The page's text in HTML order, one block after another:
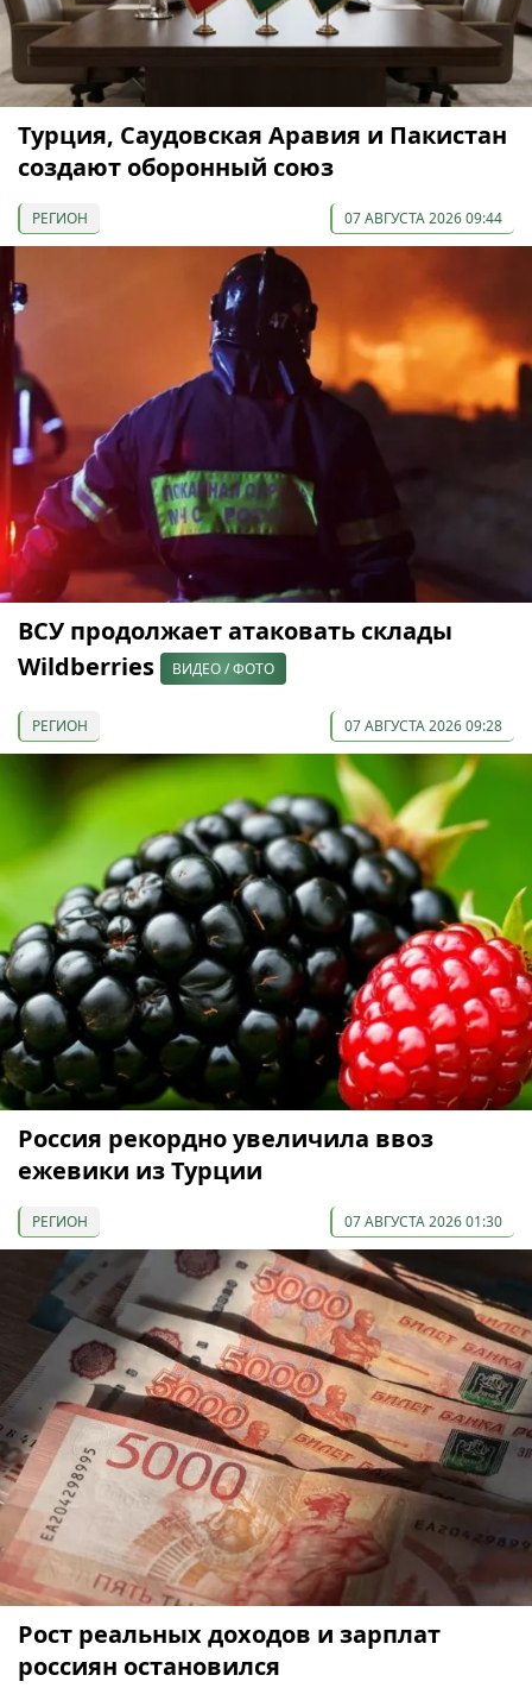
Турция, Саудовская Аравия и Пакистан
создают оборонный союз
РЕГИОН 07 АВГУСТА 2026 09:44
ВСУ продолжает атаковать склады
Wildberries
ВИДЕО / ФОТО
РЕГИОН 07 АВГУСТА 2026 09:28
Россия рекордно увеличила ввоз
ежевики из Турции
РЕГИОН 07 АВГУСТА 2026 01:30
Рост реальных доходов и зарплат
россиян остановился